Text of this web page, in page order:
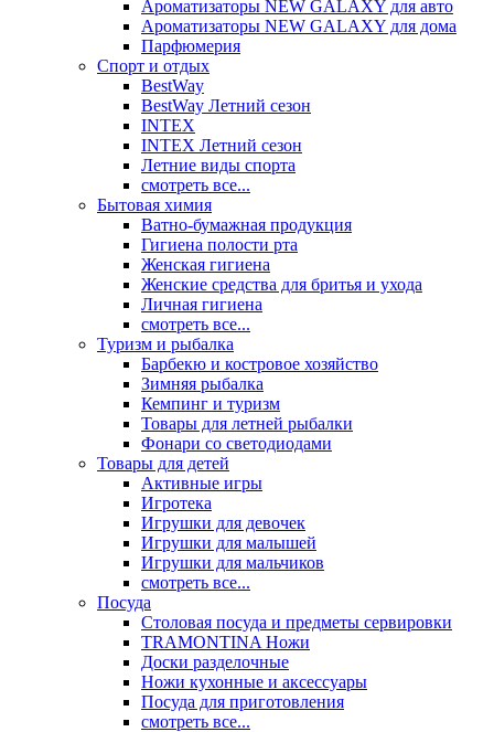
Ароматизаторы NEW GALAXY для авто
Ароматизаторы NEW GALAXY для дома
Парфюмерия
Спорт и отдых
BestWay
BestWay Летний сезон
INTEX
INTEX Летний сезон
Летние виды спорта
смотреть все...
Бытовая химия
Ватно-бумажная продукция
Гигиена полости рта
Женская гигиена
Женские средства для бритья и ухода
Личная гигиена
смотреть все...
Туризм и рыбалка
Барбекю и костровое хозяйство
Зимняя рыбалка
Кемпинг и туризм
Товары для летней рыбалки
Фонари со светодиодами
Товары для детей
Активные игры
Игротека
Игрушки для девочек
Игрушки для малышей
Игрушки для мальчиков
смотреть все...
Посуда
Столовая посуда и предметы сервировки
TRAMONTINA Ножи
Доски разделочные
Ножи кухонные и аксессуары
Посуда для приготовления
смотреть все...